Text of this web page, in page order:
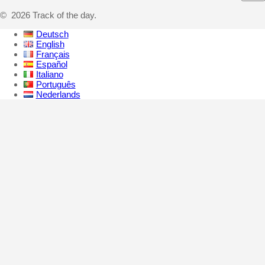
© 2026 Track of the day.
Deutsch
English
Français
Español
Italiano
Português
Nederlands